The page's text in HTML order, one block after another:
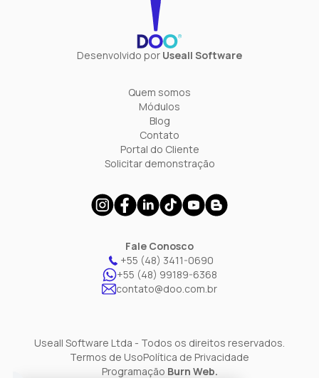
Desenvolvido por Useall Software
Quem somos
Módulos
Blog
Contato
Portal do Cliente
Solicitar demonstração
Fale Conosco
+55 (48) 3411-0690
+55 (48) 99189-6368
contato@doo.com.br
Useall Software Ltda - Todos os direitos reservados.
Termos de UsoPolítica de Privacidade
Programação Burn Web.